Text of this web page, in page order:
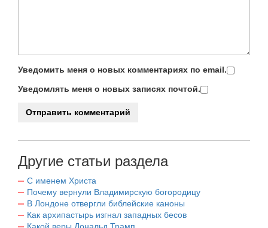
Уведомить меня о новых комментариях по email.
Уведомлять меня о новых записях почтой.
Другие статьи раздела
С именем Христа
Почему вернули Владимирскую богородицу
В Лондоне отвергли библейские каноны
Как архипастырь изгнал западных бесов